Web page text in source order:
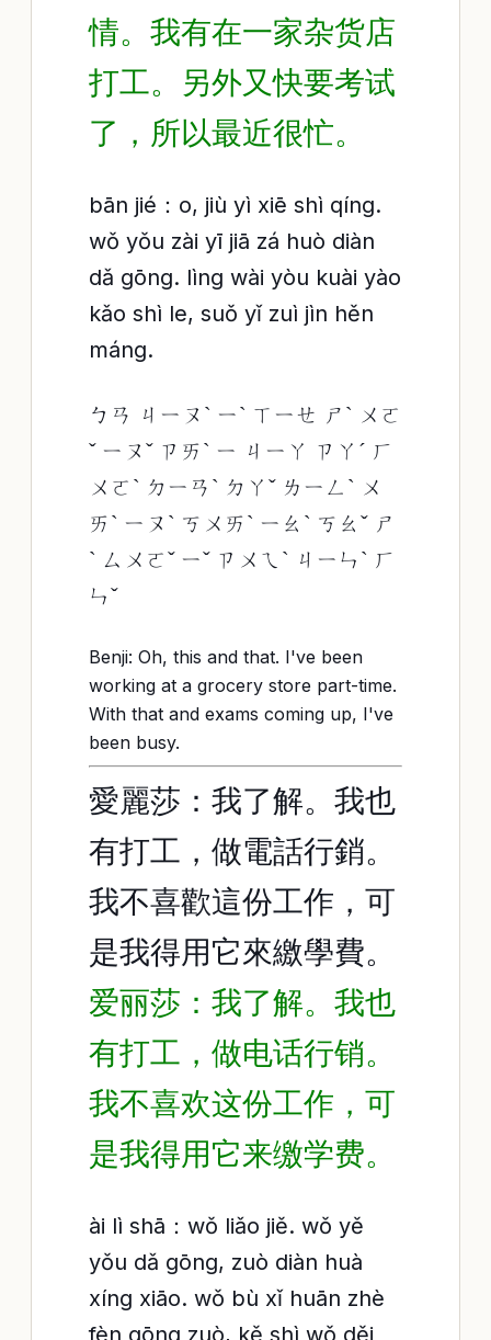
情。我有在一家杂货店
打工。另外又快要考试
了，所以最近很忙。
bān jié：o, jiù yì xiē shì qíng.
wǒ yǒu zài yī jiā zá huò diàn
dǎ gōng. lìng wài yòu kuài yào
kǎo shì le, suǒ yǐ zuì jìn hěn
máng.
ㄅㄢ ㄐㄧㄡˋ ㄧˋ ㄒㄧㄝ ㄕˋ ㄨㄛ
ˇ ㄧㄡˇ ㄗㄞˋ ㄧ ㄐㄧㄚ ㄗㄚˊ ㄏ
ㄨㄛˋ ㄉㄧㄢˋ ㄉㄚˇ ㄌㄧㄥˋ ㄨ
ㄞˋ ㄧㄡˋ ㄎㄨㄞˋ ㄧㄠˋ ㄎㄠˇ ㄕ
ˋ ㄙㄨㄛˇ ㄧˇ ㄗㄨㄟˋ ㄐㄧㄣˋ ㄏ
ㄣˇ
Benji: Oh, this and that. I've been
working at a grocery store part-time.
With that and exams coming up, I've
been busy.
愛麗莎：我了解。我也
有打工，做電話行銷。
我不喜歡這份工作，可
是我得用它來繳學費。
爱丽莎：我了解。我也
有打工，做电话行销。
我不喜欢这份工作，可
是我得用它来缴学费。
ài lì shā：wǒ liǎo jiě. wǒ yě
yǒu dǎ gōng, zuò diàn huà
xíng xiāo. wǒ bù xǐ huān zhè
fèn gōng zuò, kě shì wǒ děi